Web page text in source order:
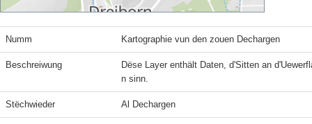
Numm Kartographie vun den zouen Dechargen
Beschreiwung
Dëse Layer enthält Daten, d'Sitten an
n sinn.
Stëchwieder Al Dechargen